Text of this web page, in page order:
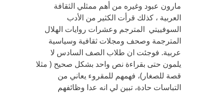
مارون عبود وغيره من أهم ممثلي الثقافة
العربية ، كذلك قرأت الكثير من الأدب
السوفييتي المترجم وعشرات روايات الهلال
المترجمة وصحف ومجلات ثقافية وسياسية
عربية. فوجئت ان طلاب الصف السادس لا
يلمون حتى بقراءة نص واحد بشكل صحيح ( مثلا
قصة للصغار)، فهمهم للمقروء يعاني من
التباسات حادة، تبين لي انه عدا وظائفهم